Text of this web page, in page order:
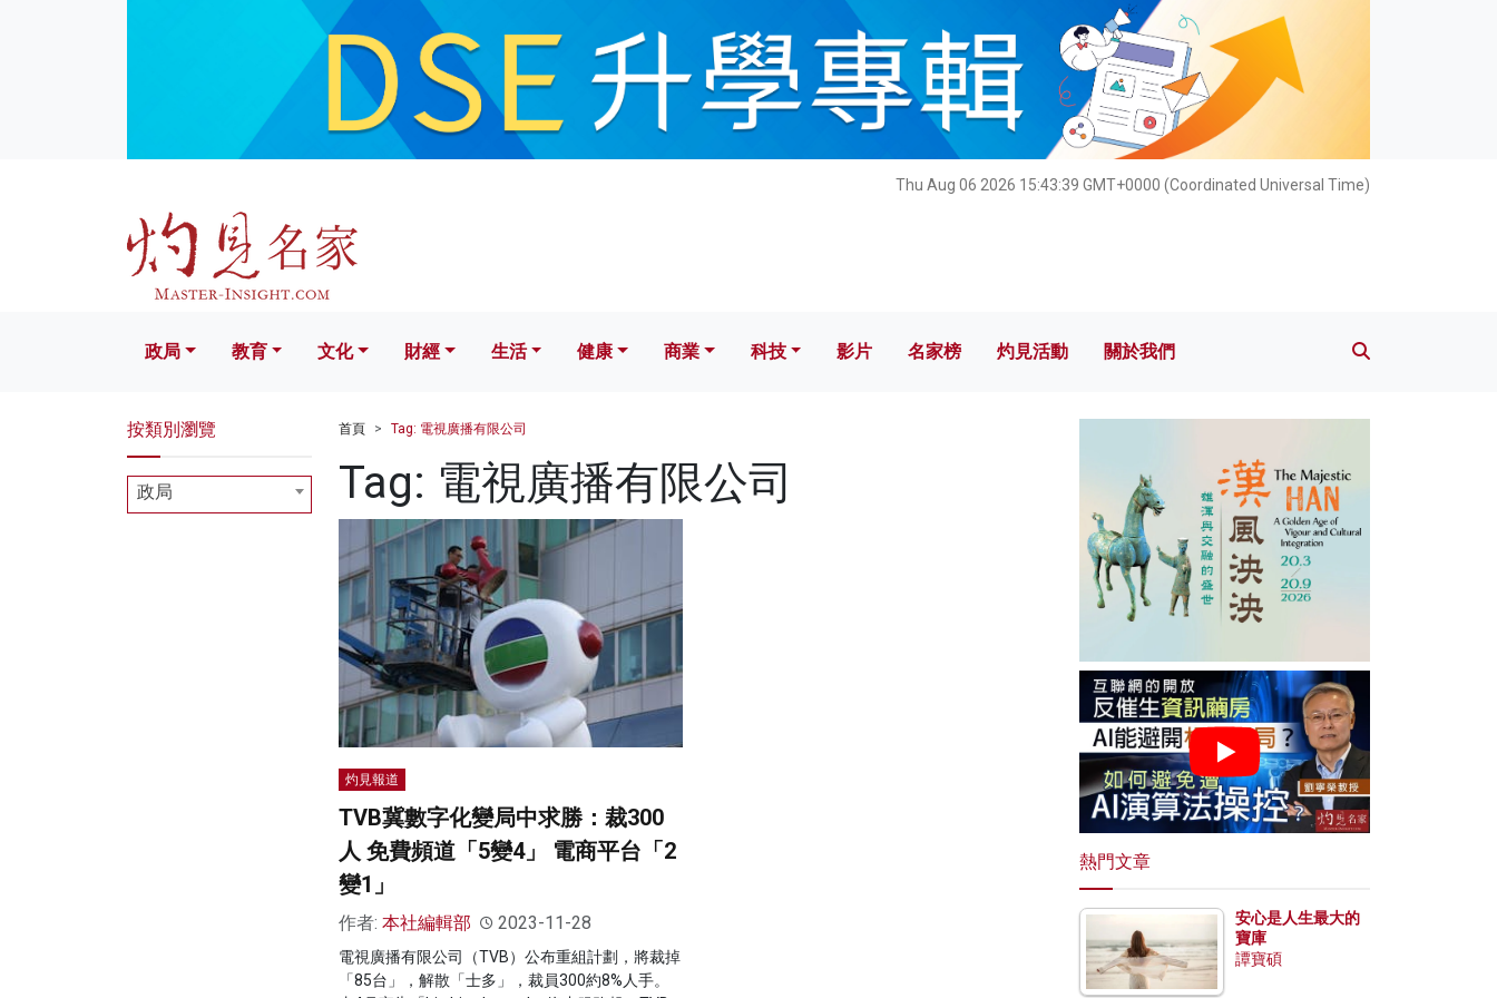
Thu Aug 06 2026 15:43:40 GMT+0000 (Coordinated Universal Time)
文化 財經 生活 健康 科技 影片 名家榜 灼見活動 關於我們
政局 教育 文化 財經 生活 健康 商業 科技 影片 名家榜 灼見活動 關於我們
首頁 Tag: 電視廣播有限公司
Tag: 電視廣播有限公司
灼見報道
TVB冀數字化變局中求勝：裁300
人 免費頻道「5變4」 電商平台「2
變1」
作者: 本社編輯部 2023-11-28
電視廣播有限公司（TVB）公布重組計劃，將裁掉
「85台」，解散「士多」，裁員300約8%人手。
按類別瀏覽
政局
熱門文章
安心是人生最大的
寶庫
譚寶碩